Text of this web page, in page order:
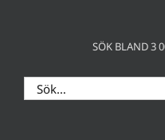
SÖK BLAND 3
Sök
efter: